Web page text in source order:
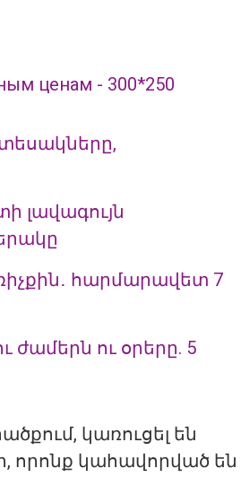
լավագույն
հարմարավետ 7
ժամերն ու օրերը. 5
կառուցել են
կահավորված են